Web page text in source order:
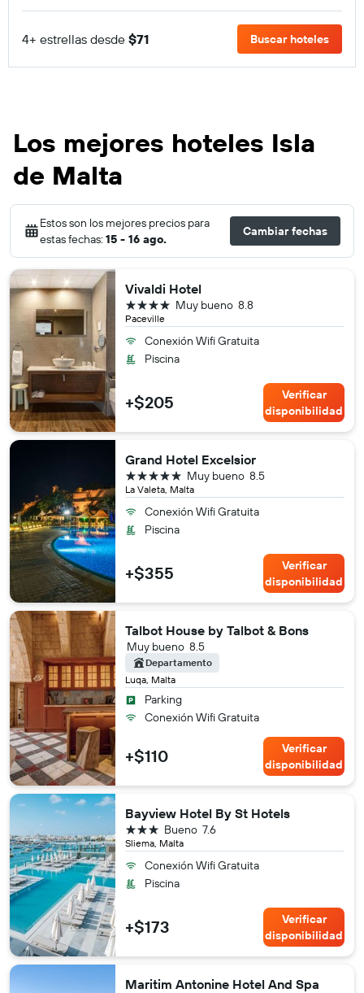
4+ estrellas desde $71 Buscar hoteles
Los mejores hoteles Isla
de Malta
Estos son los mejores precios para
estas fechas: 15 - 16 ago.
Cambiar fechas
Vivaldi Hotel
Paceville
8.8
Muy bueno
4 estrellas
Conexión Wifi Gratuita
Piscina
+$205
Verificar
disponibilidad
Grand Hotel Excelsior
La Valeta, Malta
8.5
Muy bueno
5 estrellas
Conexión Wifi Gratuita
Piscina
+$355
Verificar
disponibilidad
Talbot House by Talbot & Bons
Luqa, Malta
8.5
Muy bueno
Departamento
Parking
Conexión Wifi Gratuita
+$110
Verificar
disponibilidad
Bayview Hotel By St Hotels
Sliema, Malta
7.6
Bueno
3 estrellas
Conexión Wifi Gratuita
Piscina
+$173
Verificar
disponibilidad
Maritim Antonine Hotel And Spa